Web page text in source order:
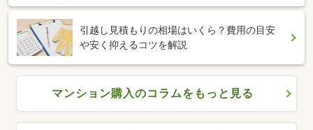
引越し見積もりの相場はいくら？費用の目安
や安く抑えるコツを解説
マンション購入のコラムをもっと見る